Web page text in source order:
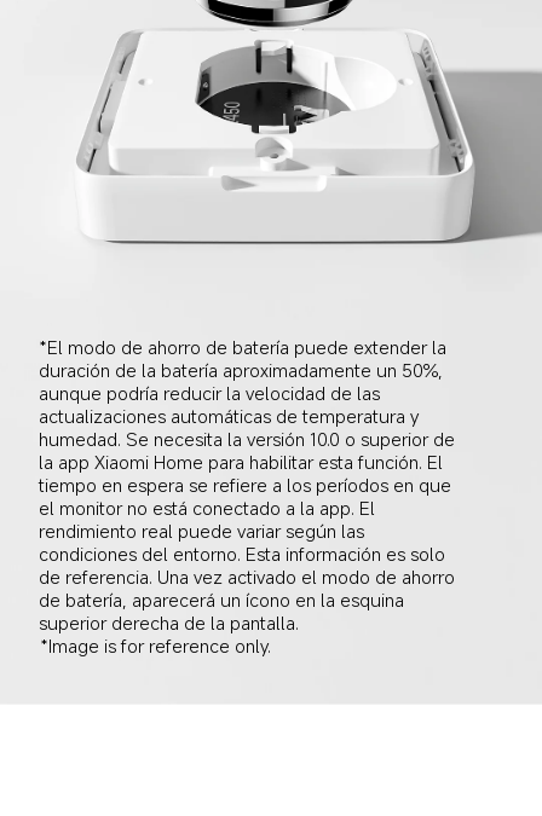
*El modo de ahorro de batería puede extender la
duración de la batería aproximadamente un 50%,
aunque podría reducir la velocidad de las
actualizaciones automáticas de temperatura y
humedad. Se necesita la versión 10.0 o superior de
la app Xiaomi Home para habilitar esta función. El
tiempo en espera se refiere a los períodos en que
el monitor no está conectado a la app. El
rendimiento real puede variar según las
condiciones del entorno. Esta información es solo
de referencia. Una vez activado el modo de ahorro
de batería, aparecerá un ícono en la esquina
superior derecha de la pantalla.
*Image is for reference only.